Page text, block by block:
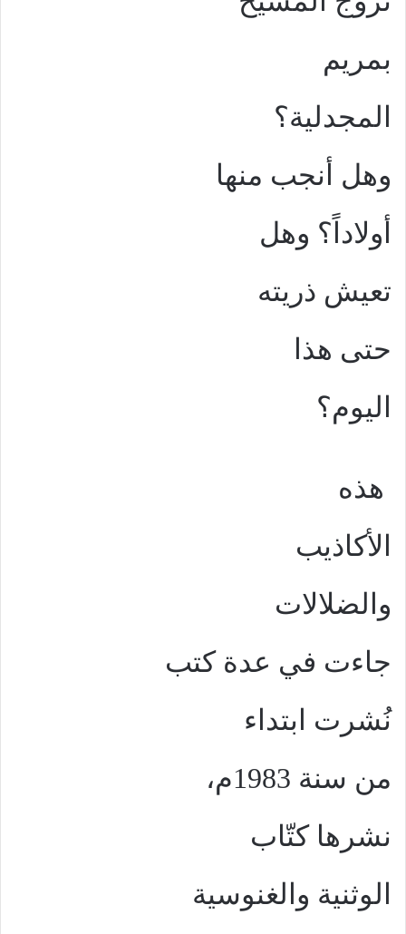
بمريم
المجدلية؟
وهل أنجب منها
أولاداً؟ وهل
تعيش ذريته
حتى هذا
اليوم؟
هذه
الأكاذيب
والضلالات
جاءت في عدة كتب
نُشرت ابتداء
من سنة 1983م،
نشرها كتّاب
الوثنية والغنوسية